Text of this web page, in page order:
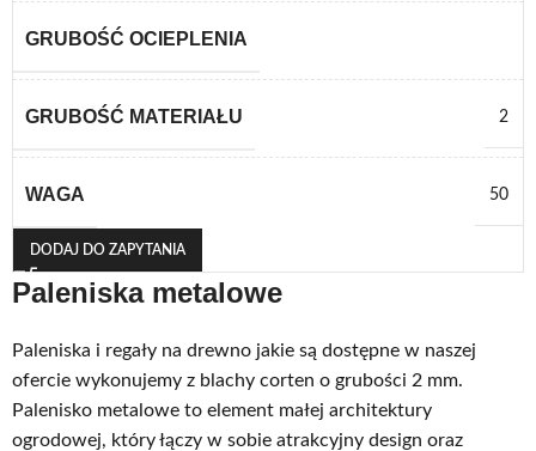
GRUBOŚĆ OCIEPLENIA
GRUBOŚĆ MATERIAŁU 2
WAGA 50
DODAJ DO ZAPYTANIA
Paleniska metalowe
Paleniska i regały na drewno jakie są dostępne w naszej
ofercie wykonujemy z blachy corten o grubości 2 mm.
Palenisko metalowe to element małej architektury
ogrodowej, który łączy w sobie atrakcyjny design oraz